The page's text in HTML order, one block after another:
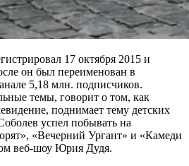
17 октября 2015 и
он был переименован в
5,18 млн. подписчиков.
темы, говорит о том, как
поднимает тему детских
успел побывать на
«Вечерний Ургант» и «Камеди
веб-шоу Юрия Дудя.